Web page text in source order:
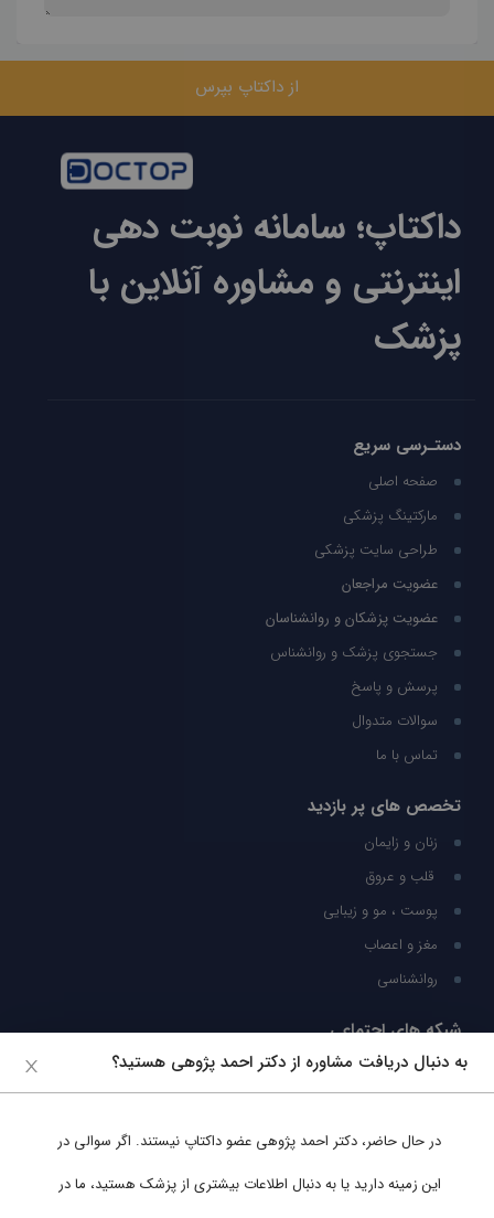
از داکتاپ بپرس
داکتاپ؛ سامانه نوبت دهی
اینترنتی و مشاوره آنلاین با
پزشک
دستـرسی سریع
صفحه اصلی
مارکتینگ پزشکی
طراحی سایت پزشکی
عضویت مراجعان
عضویت پزشکان و روانشناسان
جستجوی پزشک و روانشناس
پرسش و پاسخ
سوالات متدوال
تماس با ما
تخصص های پر بازدید
زنان و زایمان
قلب و عروق
پوست ، مو و زیبایی
مغز و اعصاب
روانشناسی
شبکه های اجتماعی
ما را در شبکه های اجتماعی دنبال کنید
به دنبال دریافت مشاوره از دکتر احمد پژوهی هستید؟
در حال حاضر، دکتر احمد پژوهی عضو داکتاپ نیستند. اگر سوالی در
این زمینه دارید یا به دنبال اطلاعات بیشتری از پزشک هستید، ما در